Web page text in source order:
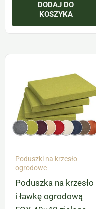
DODAJ DO
KOSZYKA
Poduszki na krzesło
ogrodowe
Poduszka na krzesło
i ławkę ogrodową